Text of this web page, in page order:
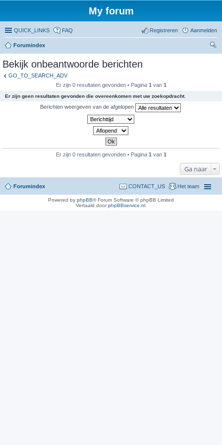
My forum
QUICK_LINKS FAQ Aanmelden
Registreren
Forumindex
Bekijk onbeantwoorde berichten
GO_TO_SEARCH_ADV
Er zijn 0 resultaten gevonden • Pagina 1 van 1
Er zijn geen resultaten gevonden die overeenkomen met uw zoekopdracht.
Berichten weergeven van de afgelopen
Er zijn 0 resultaten gevonden • Pagina 1 van 1
Ga naar
Forumindex Het team
CONTACT_US
Powered by phpBB® Forum Software © phpBB Limited
Vertaald doorphpBBservice.nl.